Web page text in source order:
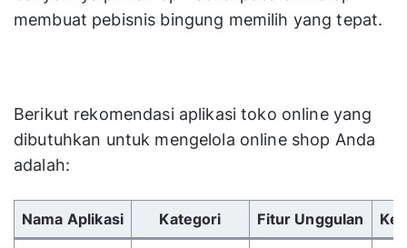
membuat pebisnis bingung memilih yang tepat.
Berikut rekomendasi aplikasi toko online yang
dibutuhkan untuk mengelola online shop Anda
adalah:
Gunakan tombol panah kiri/kanan untuk
Nama Aplikasi Kategori Fitur Unggulan